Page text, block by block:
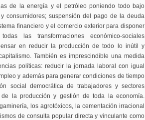
de la energía y el petróleo poniendo todo bajo
consumidores; suspensión del pago de la deuda
financiero y el comercio exterior para disponer
las transformaciones económico-sociales
en reducir la producción de todo lo inútil y
También es imprescindible una medida
políticas: reducir la jornada laboral con igual
y además para generar condiciones de tiempo
social democrática de trabajadores y sectores
la producción y gestión de toda la economía.
los agrotóxicos, la cementación irracional
de consulta popular directa y vinculante como